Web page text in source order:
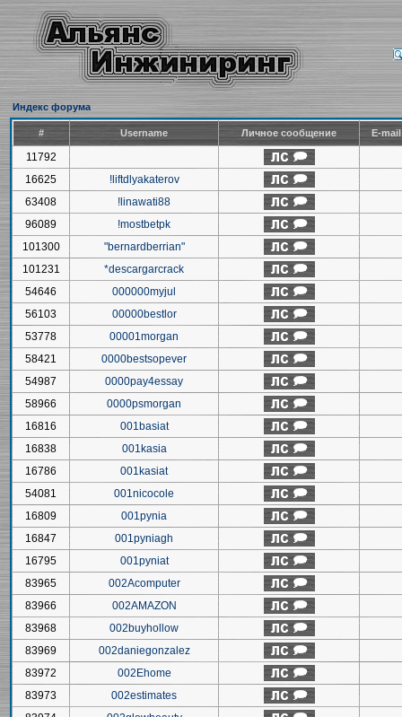
Индекс форума
# Username Личное сообщение E-
11792
16625
!liftdlyakaterov
63408
!linawati88
96089
!mostbetpk
101300
"bernardberrian"
101231
*descargarcrack
54646
000000myjul
56103
00000bestlor
53778
00001morgan
58421
0000bestsopever
54987
0000pay4essay
58966
0000psmorgan
16816
001basiat
16838
001kasia
16786
001kasiat
54081
001nicocole
16809
001pynia
16847
001pyniagh
16795
001pyniat
83965
002Acomputer
83966
002AMAZON
83968
002buyhollow
83969
002daniegonzalez
83972
002Ehome
83973
002estimates